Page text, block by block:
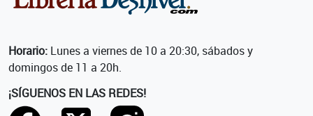
Horario: Lunes a viernes de 10 a 20:30, sábados y
domingos de 11 a 20h.
¡SÍGUENOS EN LAS REDES!